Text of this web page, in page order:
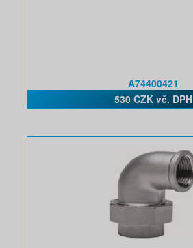
A74400421
530 CZK vč. DPH